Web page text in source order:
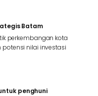
Batam
perkembangan kota
potensi nilai investasi
penghuni